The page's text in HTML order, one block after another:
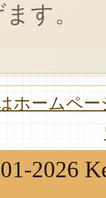
す。
ホームペ
2026